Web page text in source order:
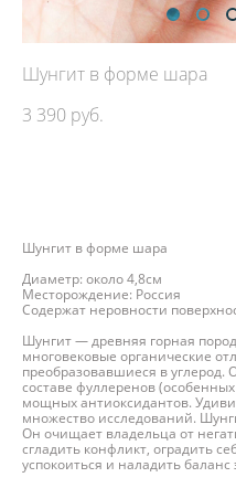
Шунгит в форме шара
3 390 pуб.
Шунгит в форме шара
Диаметр: около 4,8см
Месторождение: Россия
Содержат неровности
Шунгит — древняя горная
многовековые органические
преобразовавшиеся в
составе фуллеренов
мощных антиоксидантов.
множество исследований.
Он очищает владельца от
сгладить конфликт, оградить
успокоиться и наладить баланс